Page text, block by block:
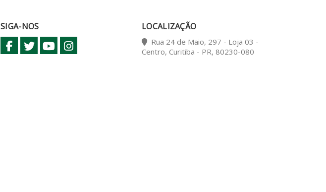
SIGA-NOS LOCALIZAÇÃO
Rua 24 de Maio, 297 - Loja 03 -
Centro, Curitiba - PR, 80230-080